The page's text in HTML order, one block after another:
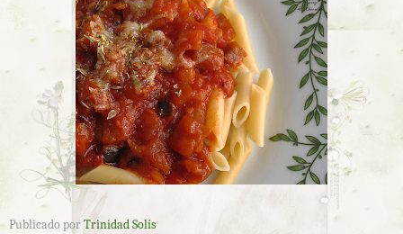
Publicado porTrinidad Solís